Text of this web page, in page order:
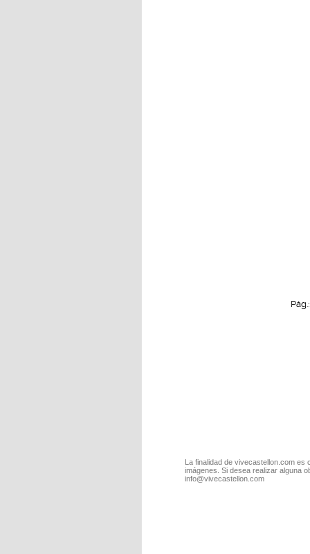
La finalidad de vivecastellon.com
imágenes. Si desea realizar alguna
info@vivecastellon.com